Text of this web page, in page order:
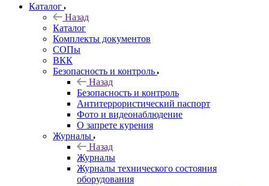
Каталог
Назад
Каталог
Комплекты документов
СОПы
ВКК
Безопасность и контроль
Назад
Безопасность и контроль
Антитеррористический паспорт
Фото и видеонаблюдение
О запрете курения
Журналы
Назад
Журналы
Журналы технического состояния
оборудования